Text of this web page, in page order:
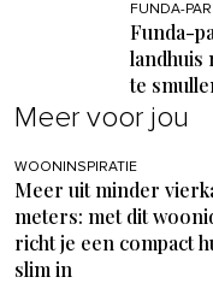
FUNDA-
Funda-
landhuis
te
Meer voor jou
WOONINSPIRATIE
Meer uit minder
meters: met dit
richt je een compact
slim in